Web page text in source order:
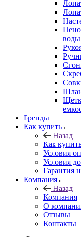
воды
Бренды
Как купить
Назад
Как купить
Условия
Условия
Гарантия
Компания
Назад
Компания
О
Отзывы
Контакты